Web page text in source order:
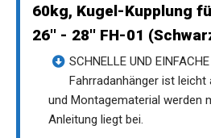
60kg, Kugel-Kupplung
26'' - 28'' FH-01
SCHNELLE UND
Fahrradanhänger ist leicht
und Montagematerial werden
Anleitung liegt bei.